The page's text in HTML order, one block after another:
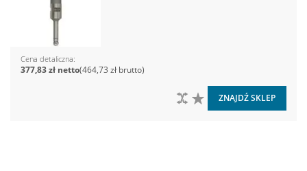
Cena detaliczna
464,73 zł
377,83 zł
DO LISTY ŻYCZEŃ
DO PORÓWNANIA
ZNAJDŹ SKLEP